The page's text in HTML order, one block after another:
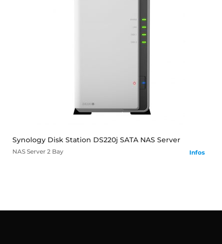
Synology Disk Station DS220j SATA NAS Server
NAS Server 2 Bay Infos